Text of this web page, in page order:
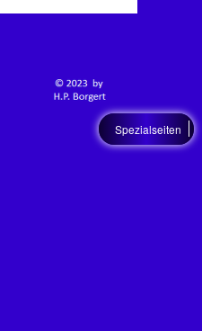
Spezialseiten